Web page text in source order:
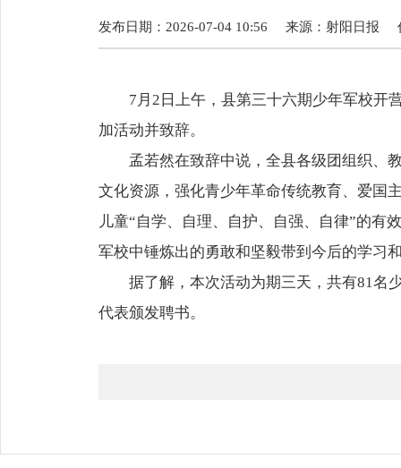
发布日期：2026-07-04 10:56 来源： 射阳日报
7月2日上午，县第三十六期少年军校开
加活动并致辞。
孟若然在致辞中说，全县各级团组织、
文化资源，强化青少年革命传统教育、爱国
儿童“自学、自理、自护、自强、自律”的有
军校中锤炼出的勇敢和坚毅带到今后的学习
据了解，本次活动为期三天，共有81名
代表颁发聘书。